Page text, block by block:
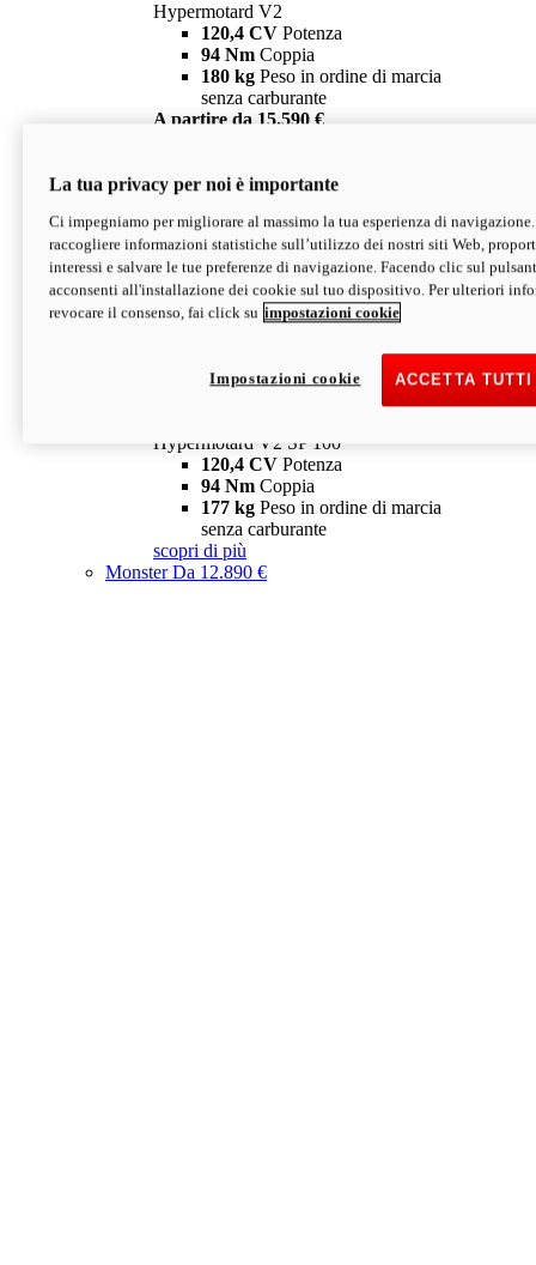
Hypermotard V2
120,4 CV Potenza
94 Nm Coppia
180 kg Peso in ordine di marcia
senza carburante
A partire da 15.590 €
V2 SP
Hypermotard V2 SP
120,4 CVPotenza
94 NmCoppia
177 kgPeso in ordine di marcia
senza carburante
Depotenziata 35 kW: 18.890 € i
configura scopri di più
Hypermotard V2 SP 100
120,4 CV Potenza
94 Nm Coppia
177 kg Peso in ordine di marcia
senza carburante
scopri di più
MonsterDa 12.890 €
La tua privacy per noi è importante
Ci impegniamo per migliorare al massimo la tua esperienza di
raccogliere informazioni statistiche sull’utilizzo dei nostri siti Web,
interessi e salvare le tue preferenze di navigazione. Facendo clic sul
acconsenti all'installazione dei cookie sul tuo dispositivo. Per ulteriori
revocare il consenso, fai click su impostazioni cookie
ACCETTA
Impostazioni cookie